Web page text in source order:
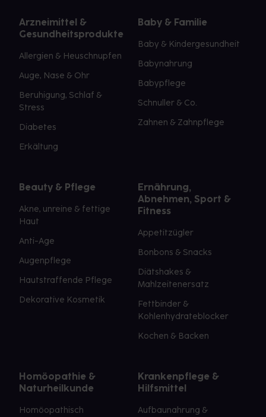
Arzneimittel &
Gesundheitsprodukte
Allergien & Heuschnupfen
Auge, Nase & Ohr
Beruhigung, Schlaf &
Stress
Diabetes
Erkältung
Baby & Familie
Baby & Kindergesundheit
Babynahrung
Babypflege
Schnuller & Co.
Zahnen & Zahnpflege
Beauty & Pflege
Akne, unreine & fettige
Haut
Anti-Age
Augenpflege
Hautstraffende Pflege
Dekorative Kosmetik
Ernährung,
Abnehmen, Sport &
Fitness
Appetitzügler
Bonbons & Snacks
Diätshakes &
Mahlzeitenersatz
Fettbinder &
Kohlenhydrateblocker
Kochen & Backen
Homöopathie &
Naturheilkunde
Homöopathisch
Krankenpflege &
Hilfsmittel
Aufbaunahrung &